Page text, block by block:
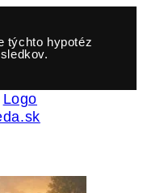
týchto hypotéz